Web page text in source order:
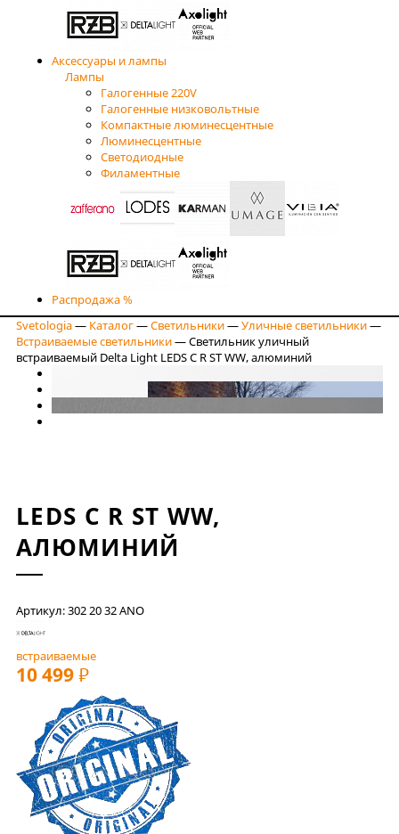
Аксессуары и лампы
Лампы
Галогенные 220V
Галогенные низковольтные
Компактные люминесцентные
Люминесцентные
Светодиодные
Филаментные
Распродажа %
Svetologia— Каталог—Светильники—Уличные светильники—
Встраиваемые светильники—Светильник уличный
встраиваемый Delta Light LEDS C R ST WW, алюминий
LEDS C R ST WW,
АЛЮМИНИЙ
Артикул: 302 20 32 ANO
встраиваемые
10 499 РУБ